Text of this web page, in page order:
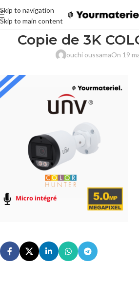
Skip to navigation
Skip to main content
Copie de 3K
ouchi oussamaOn 19